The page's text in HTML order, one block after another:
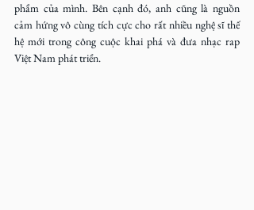
phẩm của mình. Bên cạnh đó, anh cũng là nguồn
cảm hứng vô cùng tích cực cho rất nhiều nghệ sĩ thế
hệ mới trong công cuộc khai phá và đưa nhạc rap
Việt Nam phát triển.